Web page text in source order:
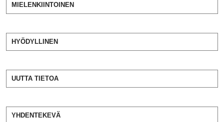
MIELENKIINTOINEN
HYÖDYLLINEN
UUTTA TIETOA
YHDENTEKEVÄ